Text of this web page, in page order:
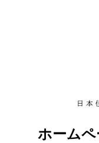
ホーム